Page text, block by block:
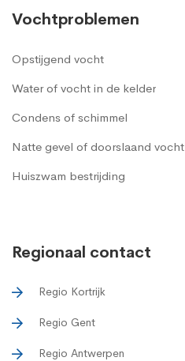
Vochtproblemen
Opstijgend vocht
Water of vocht in de kelder
Condens of schimmel
Natte gevel of doorslaand vocht
Huiszwam bestrijding
Regionaal contact
Regio Kortrijk
Regio Gent
Regio Antwerpen